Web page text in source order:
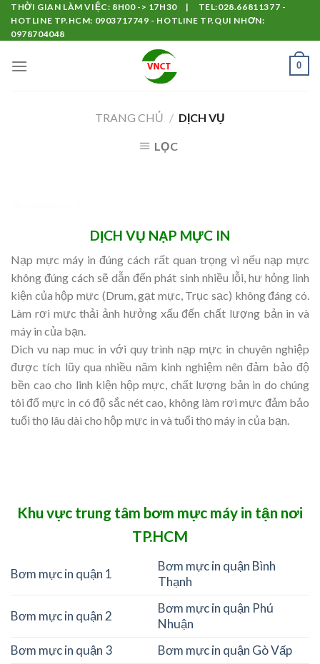
Skip
content
THỜI GIAN LÀM VIỆC: 8H00 -> 17H30 | TEL:028.66811377 -
HOTLINE TP.HCM: 0903717749 - HOTLINE TP.QUI NHƠN:
0978704048
0
TRANG CHỦ / DỊCH VỤ
LỌC
DỊCH VỤ NẠP MỰC IN
Nạp mực máy in đúng cách rất quan trọng vì nếu nạp mực
không đúng cách sẽ dẫn đến phát sinh nhiều lỗi, hư hỏng linh
kiện của hộp mực (Drum, gạt mực, Trục sạc) không đáng có.
Làm rơi mực thải ảnh hưởng xấu đến chất lượng bản in và
máy in của bạn.
Dich vu nap muc in với quy trình nạp mực in chuyên nghiệp
được tích lũy qua nhiều năm kinh nghiệm nên đảm bảo độ
bền cao cho linh kiện hộp mực, chất lượng bản in do chúng
tôi đổ mực in có độ sắc nét cao, không làm rơi mực đảm bảo
tuổi thọ lâu dài cho hộp mực in và tuổi thọ máy in của bạn.
Khu vực trung tâm bơm mực máy in tận nơi
TP.HCM
Bơm mực in quận 1
Bơm mực in quận Bình
Thạnh
Bơm mực in quận 2
Bơm mực in quận Phú
Nhuận
Bơm mực in quận 3
Bơm mực in quận Gò Vấp